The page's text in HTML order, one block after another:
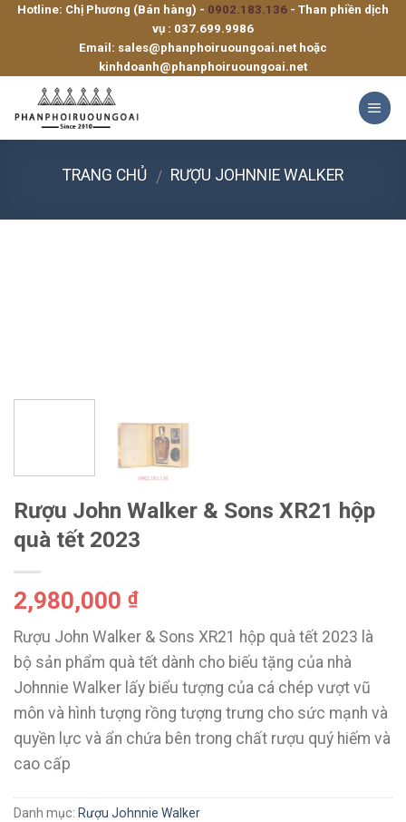
SkipHotline: Chị Phương (Bán hàng) - 0902.183.136 - Than phiền dịch
vụ : 037.699.9986
Email: sales@phanphoiruoungoai.net hoặc
kinhdoanh@phanphoiruoungoai.net
TRANG CHỦ / RƯỢU JOHNNIE WALKER
Rượu John Walker & Sons XR21 hộp
quà tết 2023
2,980,000 ₫
Rượu John Walker & Sons XR21 hộp quà tết 2023 là
bộ sản phẩm quà tết dành cho biếu tặng của nhà
Johnnie Walker lấy biểu tượng của cá chép vượt vũ
môn và hình tượng rồng tượng trưng cho sức mạnh và
quyền lực và ẩn chứa bên trong chất rượu quý hiếm và
cao cấp
Danh mục: Rượu Johnnie Walker